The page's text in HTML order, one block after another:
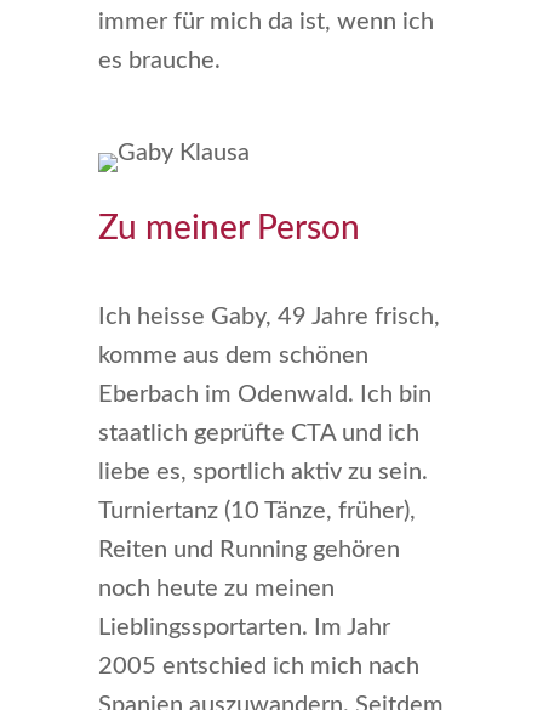
immer für mich da ist, wenn ich
es brauche.
Zu meiner Person
Ich heisse Gaby, 49 Jahre frisch,
komme aus dem schönen
Eberbach im Odenwald. Ich bin
staatlich geprüfte CTA und ich
liebe es, sportlich aktiv zu sein.
Turniertanz (10 Tänze, früher),
Reiten und Running gehören
noch heute zu meinen
Lieblingssportarten. Im Jahr
2005 entschied ich mich nach